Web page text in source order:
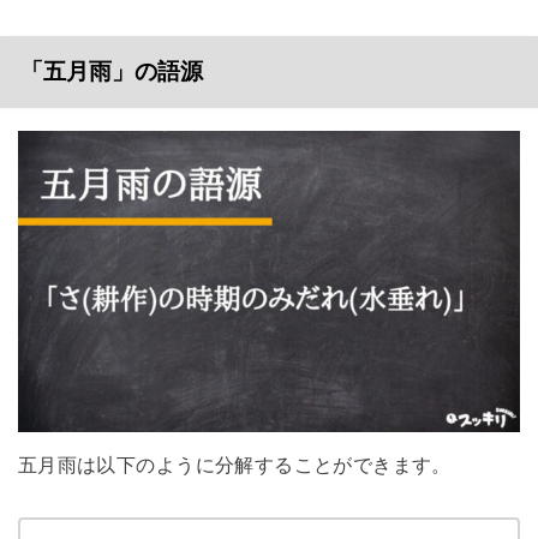
「五月雨」の語源
五月雨は以下のように分解することができます。